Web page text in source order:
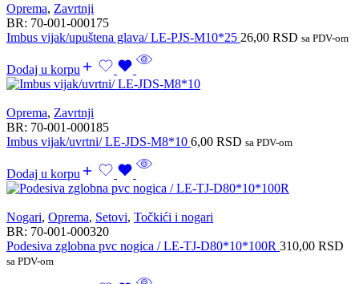
Oprema, Zavrtnji
BR: 70-001-000175
Imbus vijak/upuštena glava/ LE-PJS-M10*25 26,00 RSD sa PDV-om
Dodaj u korpu
Oprema, Zavrtnji
BR: 70-001-000185
Imbus vijak/uvrtni/ LE-JDS-M8*10 6,00 RSD sa PDV-om
Dodaj u korpu
Nogari, Oprema, Setovi, Točkići i nogari
BR: 70-001-000320
Podesiva zglobna pvc nogica / LE-TJ-D80*10*100R 310,00 RSD
sa PDV-om